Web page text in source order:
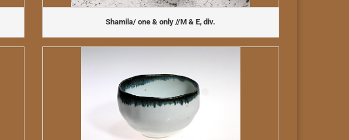
Shamila/ one & only //M & E, div.